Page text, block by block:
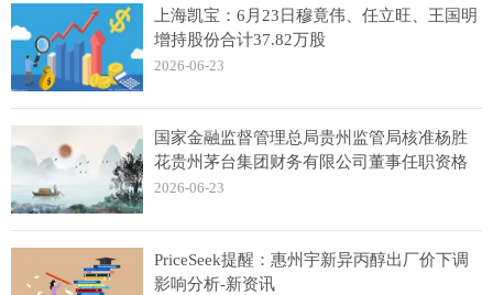
上海凯宝：6月23日穆竟伟、任立旺、王国明
增持股份合计37.82万股
2026-06-23
国家金融监督管理总局贵州监管局核准杨胜
花贵州茅台集团财务有限公司董事任职资格
2026-06-23
PriceSeek提醒：惠州宇新异丙醇出厂价下调
影响分析-新资讯